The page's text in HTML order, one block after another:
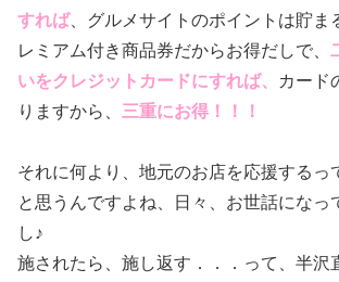
すれば、グルメサイトのポイントは貯ま
レミアム付き商品券だからお得だしで、
いをクレジットカードにすれば、
カード
りますから、 三重にお得！！！
それに何より、地元のお店を応援するっ
と思うんですよね、日々、お世話になっ
し♪
施されたら、施し返す．．．って、半沢